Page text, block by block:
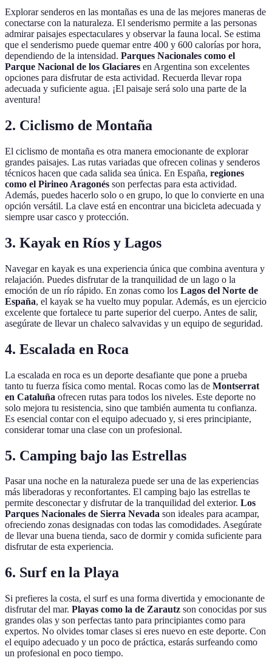
Explorar senderos en las montañas es una de las mejores maneras de
conectarse con la naturaleza. El senderismo permite a las personas
admirar paisajes espectaculares y observar la fauna local. Se estima
que el senderismo puede quemar entre 400 y 600 calorías por hora,
dependiendo de la intensidad. Parques Nacionales como el
Parque Nacional de los Glaciares en Argentina son excelentes
opciones para disfrutar de esta actividad. Recuerda llevar ropa
adecuada y suficiente agua. ¡El paisaje será solo una parte de la
aventura!
2. Ciclismo de Montaña
El ciclismo de montaña es otra manera emocionante de explorar
grandes paisajes. Las rutas variadas que ofrecen colinas y senderos
técnicos hacen que cada salida sea única. En España, regiones
como el Pirineo Aragonés son perfectas para esta actividad.
Además, puedes hacerlo solo o en grupo, lo que lo convierte en una
opción versátil. La clave está en encontrar una bicicleta adecuada y
siempre usar casco y protección.
3. Kayak en Ríos y Lagos
Navegar en kayak es una experiencia única que combina aventura y
relajación. Puedes disfrutar de la tranquilidad de un lago o la
emoción de un río rápido. En zonas como los Lagos del Norte de
España, el kayak se ha vuelto muy popular. Además, es un ejercicio
excelente que fortalece tu parte superior del cuerpo. Antes de salir,
asegúrate de llevar un chaleco salvavidas y un equipo de seguridad.
4. Escalada en Roca
La escalada en roca es un deporte desafiante que pone a prueba
tanto tu fuerza física como mental. Rocas como las de Montserrat
en Cataluña ofrecen rutas para todos los niveles. Este deporte no
solo mejora tu resistencia, sino que también aumenta tu confianza.
Es esencial contar con el equipo adecuado y, si eres principiante,
considerar tomar una clase con un profesional.
5. Camping bajo las Estrellas
Pasar una noche en la naturaleza puede ser una de las experiencias
más liberadoras y reconfortantes. El camping bajo las estrellas te
permite desconectar y disfrutar de la tranquilidad del exterior. Los
Parques Nacionales de Sierra Nevada son ideales para acampar,
ofreciendo zonas designadas con todas las comodidades. Asegúrate
de llevar una buena tienda, saco de dormir y comida suficiente para
disfrutar de esta experiencia.
6. Surf en la Playa
Si prefieres la costa, el surf es una forma divertida y emocionante de
disfrutar del mar. Playas como la de Zarautz son conocidas por sus
grandes olas y son perfectas tanto para principiantes como para
expertos. No olvides tomar clases si eres nuevo en este deporte. Con
el equipo adecuado y un poco de práctica, estarás surfeando como
un profesional en poco tiempo.